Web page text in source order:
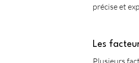
précise et
Les
Plusieurs